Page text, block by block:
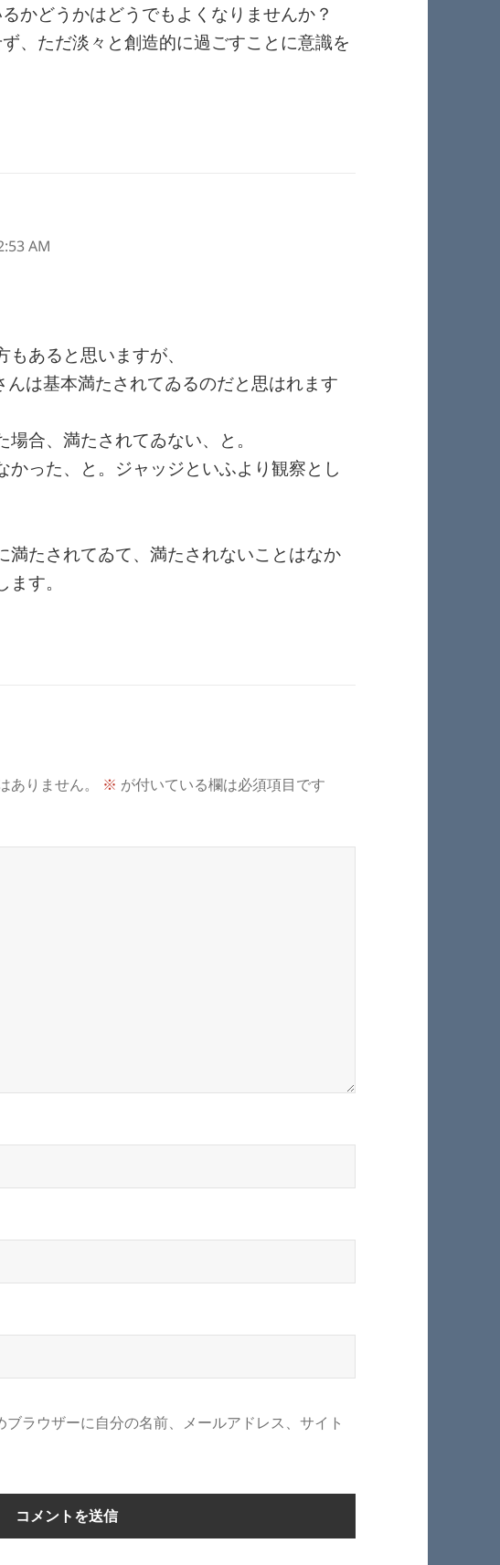
かどうかはどうでもよくなりませんか？
、ただ淡々と創造的に過ごすことに意識を
AM
あると思いますが、
は基本満たされてゐるのだと思はれます
合、満たされてゐない、と。
かった、と。ジャッジといふより観察とし
満たされてゐて、満たされないことはなか
す。
りません。 ※ が付いている欄は必須項目です
ラウザーに自分の名前、メールアドレス、サイト